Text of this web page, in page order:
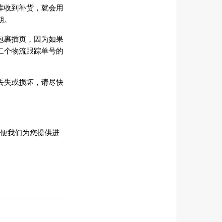
收到补货，就会用
裹插页，因为如果
个物流跟踪单号的
失或损坏，请尽快
我们为您提供进